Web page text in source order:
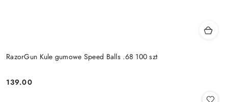
RazorGun Kule gumowe Speed Balls .68 100 szt
Cena:
139.00